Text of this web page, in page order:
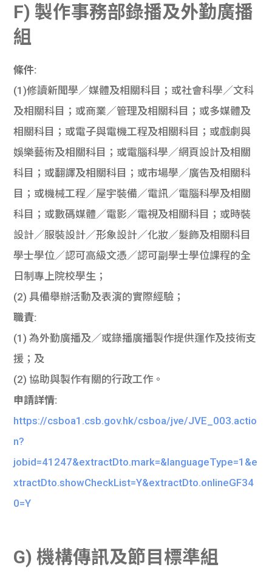
F) 製作事務部錄播及外勤廣播
組
條件:
(1)修讀新聞學／媒體及相關科目；或社會科學／文科
及相關科目；或商業／管理及相關科目；或多媒體及
相關科目；或電子與電機工程及相關科目；或戲劇與
娛樂藝術及相關科目；或電腦科學／網頁設計及相關
科目；或翻譯及相關科目；或市場學／廣告及相關科
目；或機械工程／屋宇裝備／電訊／電腦科學及相關
科目；或數碼媒體／電影／電視及相關科目；或時裝
設計／服裝設計／形象設計／化妝／髮飾及相關科目
學士學位／認可高級文憑／認可副學士學位課程的全
日制專上院校學生；
(2) 具備舉辦活動及表演的實際經驗；
職責:
(1) 為外勤廣播及／或錄播廣播製作提供運作及技術支
援；及
(2) 協助與製作有關的行政工作。
申請詳情:
https://csboa1.csb.gov.hk/csboa/jve/JVE_003.actio
n?
jobid=41247&extractDto.mark=&languageType=1&e
xtractDto.showCheckList=Y&extractDto.onlineGF34
0=Y
G) 機構傳訊及節目標準組